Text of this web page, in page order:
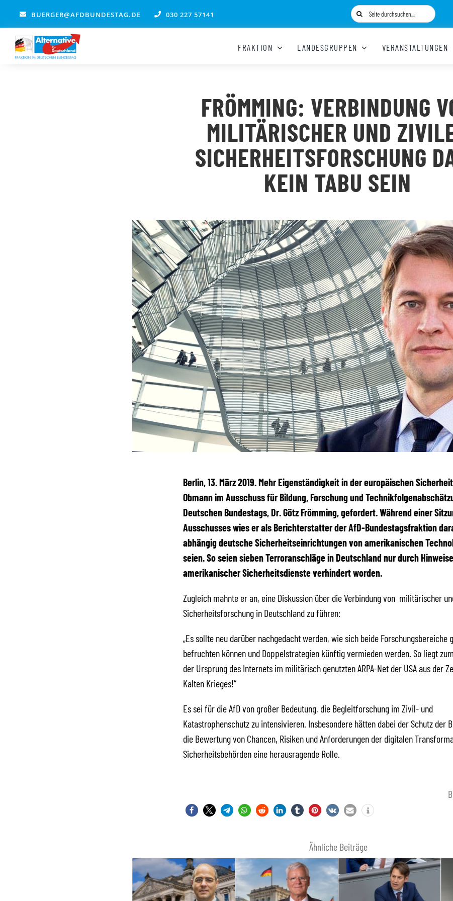
springen
BUERGER@AFDBUNDESTAG.DE 030 227 57141
Suche
nach:
FRAKTION LANDESGRUPPEN VERANSTALTUNGEN
FRÖMMING: VERBINDUNG
MILITÄRISCHER UND
SICHERHEITSFORSCHUNG
KEIN TABU SEIN
Berlin, 13. März 2019. Mehr Eigenständigkeit in der europäischen
Obmann im Ausschuss für Bildung, Forschung und
Deutschen Bundestags, Dr. Götz Frömming, gefordert. Während einer
Ausschusses wies er als Berichterstatter der AfD-Bundestagsfraktion
abhängig deutsche Sicherheitseinrichtungen von amerikanischen
seien. So seien sieben Terroranschläge in Deutschland nur durch Hinweise
amerikanischer Sicherheitsdienste verhindert worden.
Zugleich mahnte er an, eine Diskussion über die Verbindung von militärischer
Sicherheitsforschung in Deutschland zu führen:
„Es sollte neu darüber nachgedacht werden, wie sich beide Forschungsbereiche
befruchten können und Doppelstrategien künftig vermieden werden. So liegt
der Ursprung des Internets im militärisch genutzten ARPA-Net der USA aus der
Kalten Krieges!“
Es sei für die AfD von großer Bedeutung, die Begleitforschung im Zivil- und
Katastrophenschutz zu intensivieren. Insbesondere hätten dabei der Schutz der
die Bewertung von Chancen, Risiken und Anforderungen der digitalen
Sicherheitsbehörden eine herausragende Rolle.
Ähnliche Beiträge